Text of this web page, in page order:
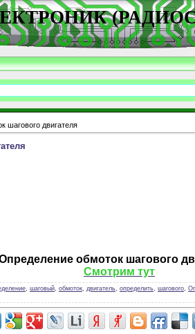
шагового двигателя
обмоток шагового
Смотрим тут
шаговый обмоток двигатель определить шагового